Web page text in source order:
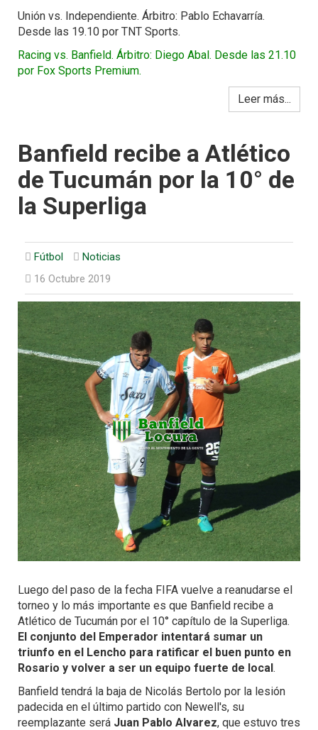
Unión vs. Independiente. Árbitro: Pablo Echavarría.
Desde las 19.10 por TNT Sports.
Racing vs. Banfield. Árbitro: Diego Abal. Desde las 21.10
por Fox Sports Premium.
Leer más...
Banfield recibe a Atlético
de Tucumán por la 10° de
la Superliga
Fútbol
Noticias
16 Octubre 2019
Luego del paso de la fecha FIFA vuelve a reanudarse el
torneo y lo más importante es que Banfield recibe a
Atlético de Tucumán por el 10° capítulo de la Superliga.
El conjunto del Emperador intentará sumar un
triunfo en el Lencho para ratificar el buen punto en
Rosario y volver a ser un equipo fuerte de local.
Banfield tendrá la baja de Nicolás Bertolo por la lesión
padecida en el último partido con Newell's, su
reemplazante será Juan Pablo Alvarez, que estuvo tres